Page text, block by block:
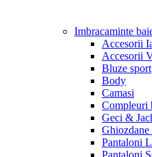
Imbracaminte
Accesorii
Accesorii
Bluze sport
Body
Camasi
Compleuri
Geci &
Pantaloni